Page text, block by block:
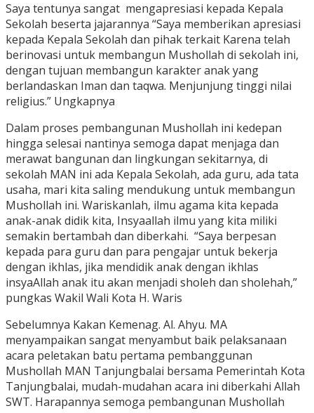
Saya tentunya sangat mengapresiasi kepada Kepala
Sekolah beserta jajarannya “Saya memberikan apresiasi
kepada Kepala Sekolah dan pihak terkait Karena telah
berinovasi untuk membangun Mushollah di sekolah ini,
dengan tujuan membangun karakter anak yang
berlandaskan Iman dan taqwa. Menjunjung tinggi nilai
religius.” Ungkapnya
Dalam proses pembangunan Mushollah ini kedepan
hingga selesai nantinya semoga dapat menjaga dan
merawat bangunan dan lingkungan sekitarnya, di
sekolah MAN ini ada Kepala Sekolah, ada guru, ada tata
usaha, mari kita saling mendukung untuk membangun
Mushollah ini. Wariskanlah, ilmu agama kita kepada
anak-anak didik kita, Insyaallah ilmu yang kita miliki
semakin bertambah dan diberkahi. “Saya berpesan
kepada para guru dan para pengajar untuk bekerja
dengan ikhlas, jika mendidik anak dengan ikhlas
insyaAllah anak itu akan menjadi sholeh dan sholehah,”
pungkas Wakil Wali Kota H. Waris
Sebelumnya Kakan Kemenag. Al. Ahyu. MA
menyampaikan sangat menyambut baik pelaksanaan
acara peletakan batu pertama pembanggunan
Mushollah MAN Tanjungbalai bersama Pemerintah Kota
Tanjungbalai, mudah-mudahan acara ini diberkahi Allah
SWT. Harapannya semoga pembangunan Mushollah